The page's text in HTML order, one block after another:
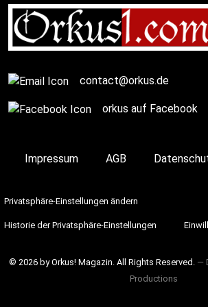
contact@orkus.de
orkus auf Facebook
Impressum AGB
Privatsphäre-Einstellungen ändern
Historie der Privatsphäre-Einstellungen
© 2026 by Orkus! Magazin. All Rights Reserved. ―
Productions